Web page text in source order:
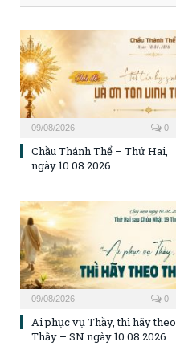
09/08/2026 0
Chầu Thánh Thể – Thứ Hai,
ngày 10.08.2026
09/08/2026 0
Ai phục vụ Thầy, thì hãy theo
Thầy – SN ngày 10.08.2026